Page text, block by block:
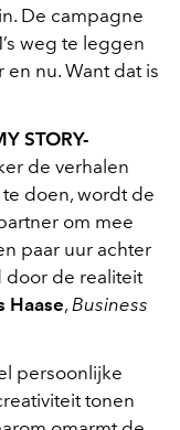
in. De campagne
weg te leggen
nu. Want dat is
STORY-
de verhalen
doen, wordt de
om mee
paar uur achter
door de realiteit
Haase, Business
persoonlijke
tonen